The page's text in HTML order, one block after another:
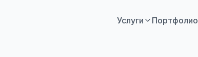
Услуги Портфолио